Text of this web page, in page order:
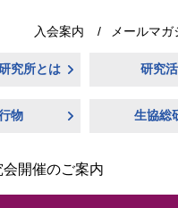
入会案内 メールマ
究所とは 研究
物 生協総
開催のご案内